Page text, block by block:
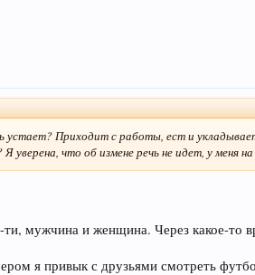
Приходит с работы, ест и
Я уверена, что об измене речь не идет, у
ти, мужчина и женщина. Через какое-то
я привык с друзьями смотреть